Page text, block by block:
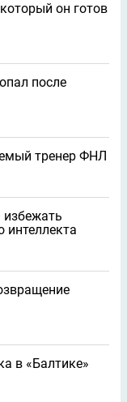
он готов
после
тренер ФНЛ
в «Балтике»